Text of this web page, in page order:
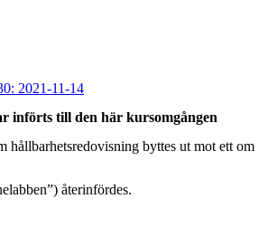
2021-11-14
införts till den här kursomgången
återinfördes.